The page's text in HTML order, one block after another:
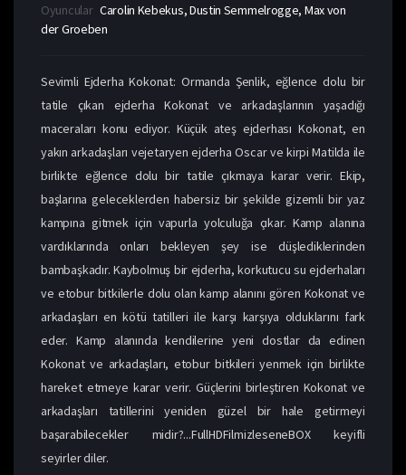
Oyuncular Carolin Kebekus, Dustin Semmelrogge, Max von
der Groeben
Sevimli Ejderha Kokonat: Ormanda Şenlik, eğlence dolu bir
tatile çıkan ejderha Kokonat ve arkadaşlarının yaşadığı
maceraları konu ediyor. Küçük ateş ejderhası Kokonat, en
yakın arkadaşları vejetaryen ejderha Oscar ve kirpi Matilda ile
birlikte eğlence dolu bir tatile çıkmaya karar verir. Ekip,
başlarına geleceklerden habersiz bir şekilde gizemli bir yaz
kampına gitmek için vapurla yolculuğa çıkar. Kamp alanına
vardıklarında onları bekleyen şey ise düşlediklerinden
bambaşkadır. Kaybolmuş bir ejderha, korkutucu su ejderhaları
ve etobur bitkilerle dolu olan kamp alanını gören Kokonat ve
arkadaşları en kötü tatilleri ile karşı karşıya olduklarını fark
eder. Kamp alanında kendilerine yeni dostlar da edinen
Kokonat ve arkadaşları, etobur bitkileri yenmek için birlikte
hareket etmeye karar verir. Güçlerini birleştiren Kokonat ve
arkadaşları tatillerini yeniden güzel bir hale getirmeyi
başarabilecekler midir?...FullHDFilmizleseneBOX keyifli
seyirler diler.